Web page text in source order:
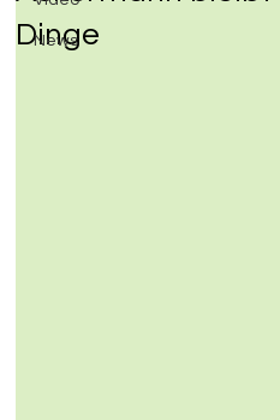
News
Dinge